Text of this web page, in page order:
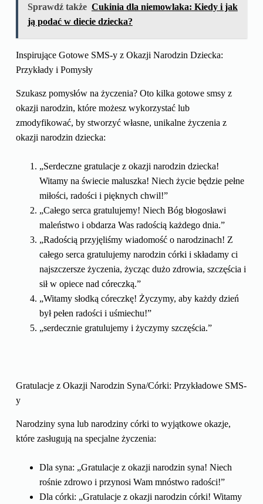
Sprawdź także Cukinia dla niemowlaka: Kiedy i jak
ją podać w diecie dziecka?
Inspirujące Gotowe SMS-y z Okazji Narodzin Dziecka:
Przykłady i Pomysły
Szukasz pomysłów na życzenia? Oto kilka gotowe smsy z
okazji narodzin, które możesz wykorzystać lub
zmodyfikować, by stworzyć własne, unikalne życzenia z
okazji narodzin dziecka:
„Serdeczne gratulacje z okazji narodzin dziecka!
Witamy na świecie maluszka! Niech życie będzie pełne
miłości, radości i pięknych chwil!”
„Całego serca gratulujemy! Niech Bóg błogosławi
maleństwo i obdarza Was radością każdego dnia.”
„Radością przyjęliśmy wiadomość o narodzinach! Z
całego serca gratulujemy narodzin córki i składamy ci
najszczersze życzenia, życząc dużo zdrowia, szczęścia i
sił w opiece nad córeczką.”
„Witamy słodką córeczkę! Życzymy, aby każdy dzień
był pełen radości i uśmiechu!”
„serdecznie gratulujemy i życzymy szczęścia.”
Gratulacje z Okazji Narodzin Syna/Córki: Przykładowe SMS-
y
Narodziny syna lub narodziny córki to wyjątkowe okazje,
które zasługują na specjalne życzenia:
Dla syna: „Gratulacje z okazji narodzin syna! Niech
rośnie zdrowo i przynosi Wam mnóstwo radości!”
Dla córki: „Gratulacje z okazji narodzin córki! Witamy